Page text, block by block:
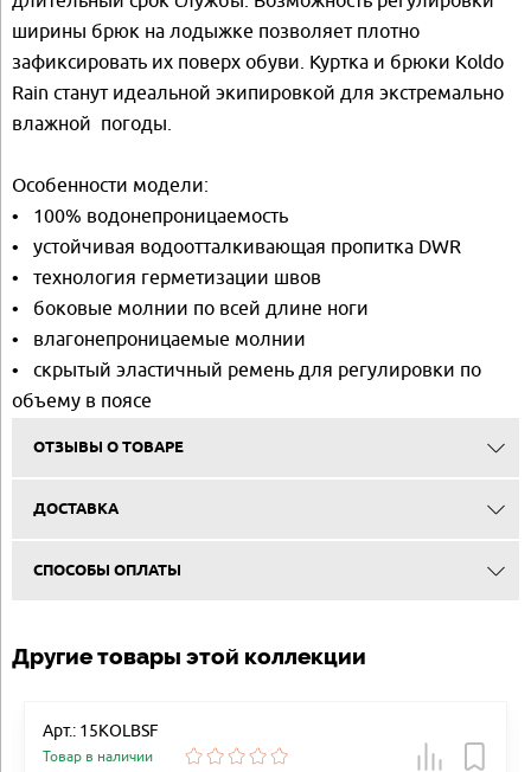
ширины брюк на лодыжке позволяет плотно
зафиксировать их поверх обуви. Куртка и брюки Koldo
Rain станут идеальной экипировкой для экстремально
влажной погоды.
Особенности модели:
• 100% водонепроницаемость
• устойчивая водоотталкивающая пропитка DWR
• технология герметизации швов
• боковые молнии по всей длине ноги
• влагонепроницаемые молнии
• скрытый эластичный ремень для регулировки по
объему в поясе
ОТЗЫВЫ О ТОВАРЕ
ДОСТАВКА
СПОСОБЫ ОПЛАТЫ
Другие товары этой коллекции
Арт.: 15KOLBSF
Товар в наличии